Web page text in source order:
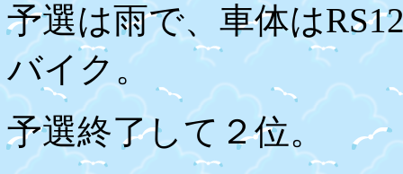
予選は雨で、車体は
バイク。
予選終了して２位。